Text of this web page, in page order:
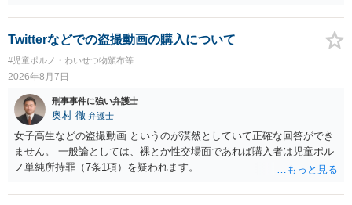
いた場合、故意だと判定されやすいのでしょうか？ お伺いする限り、
故意があると判断されることは無いかと思います。 ②逮捕、呼び出し
捕、呼び出しされる可能性はどれほどでしょうか？ 誤って当たってし
まっただけであり、さらにその場で女性等のアクションが無かったこ
とからすると、この後に呼び出される可能性は極めて低いと思いま
す。 ③逮捕呼び出しまでの期間 大体どれほどの期間逮捕呼び出しの可
能性があると考えれば良いのでしょうか？ 逮捕や呼び出しの可能性は
極めて低いと思います。 連絡が来ることはないでしょう。
Twitterなどでの盗撮動画の購入について
#児童ポルノ・わいせつ物頒布等
2026年8月7日
刑事事件に強い弁護士
奥村 徹 弁護士
女子高生などの盗撮動画 というのが漠然としていて正確な回答ができ
ません。 一般論としては、裸とか性交場面であれば購入者は児童ポル
ノ単純所持罪（7条1項）を疑われます。